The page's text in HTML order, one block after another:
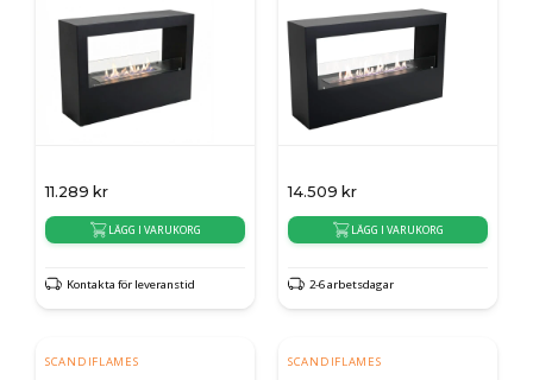
11.289 kr
LÄGG I VARUKORG
Kontakta för leveranstid
14.509 kr
LÄGG I VARUKORG
2-6 arbetsdagar
SCANDIFLAMES SCANDIFLAMES